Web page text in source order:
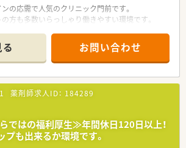
収600万円という高待遇での提示が可能であり、
を維持したい方の相談にも柔軟に対応いたしま
日と業界内でもトップクラスの多さを誇り、心
レッシュしながら長く働き続けることが可能で
けており、移住を伴う転職も強力にバックアップ
の応需で人気のクリニック門前です。
方も多数いらっしゃり働きやすい環境です。
す≫
心に、県内9店舗を展開する
需の店舗中心に出店されています。
クライフバランスを考えている会社です。
導入など、社員教育にも積極的です。
お問い合わせ
薬剤師求人ID： 184289
ではの福利厚生≫年間休日120日以上！
プも出来るか環境です。